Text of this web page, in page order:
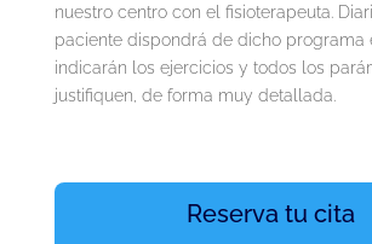
nuestro centro con el fisioterapeuta.
paciente dispondrá de dicho programa
indicarán los ejercicios y todos los
justifiquen, de forma muy detallada.
Reserva tu cita